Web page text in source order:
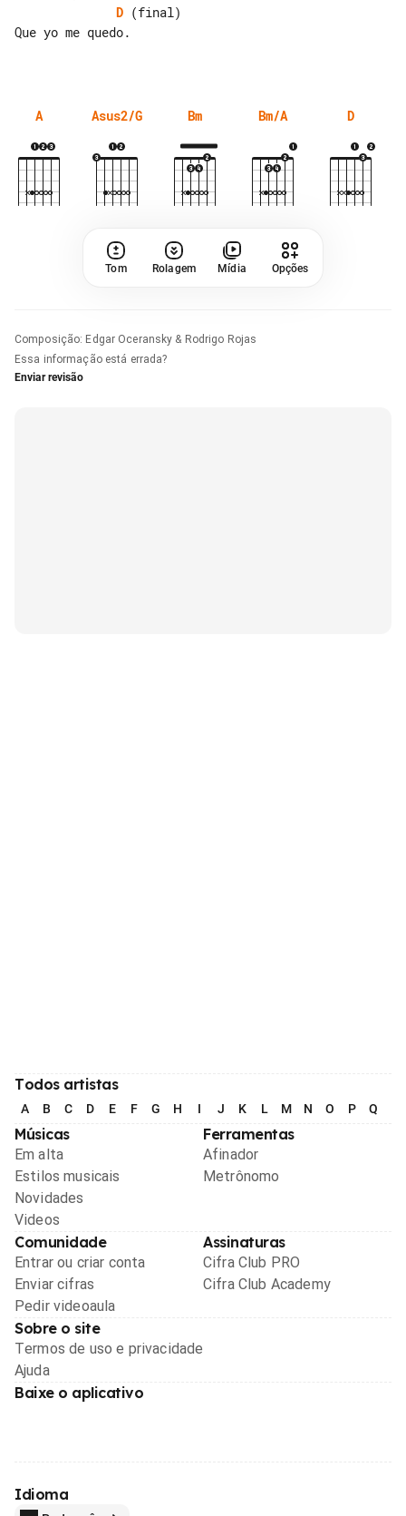
D (final)
Que yo me quedo.
A Asus2/G Bm Bm/A D
Tom Rolagem Mídia Opções
Composição: Edgar Oceransky & Rodrigo Rojas
Essa informação está errada?
Enviar revisão
Todos artistas
A B C D E F G H I J K L M N O P Q
Músicas
Em alta
Estilos musicais
Novidades
Videos
Ferramentas
Afinador
Metrônomo
Comunidade
Entrar ou criar conta
Enviar cifras
Pedir videoaula
Assinaturas
Cifra Club PRO
Cifra Club Academy
Sobre o site
Termos de uso e privacidade
Ajuda
Baixe o aplicativo
Idioma